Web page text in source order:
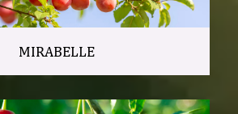
MIRABELLE